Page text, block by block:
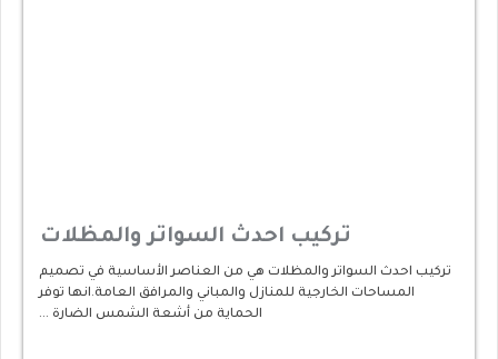
تركيب احدث السواتر والمظلات
تركيب احدث السواتر والمظلات هي من العناصر الأساسية في تصميم
المساحات الخارجية للمنازل والمباني والمرافق العامة.انها توفر
الحماية من أشعة الشمس الضارة …